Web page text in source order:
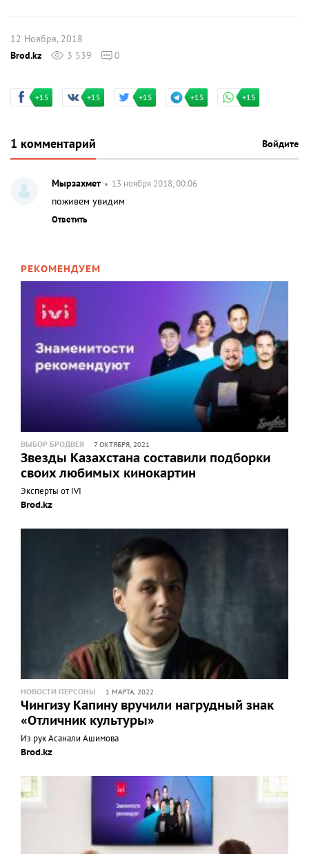
12 Ноября, 2018
Brod.kz
3 539 0
+15 +15 +15 +15 +15
1 комментарий Войдите
Мырзахмет 13 ноября 2018, 00:06
поживем увидим
Ответить
РЕКОМЕНДУЕМ
ВЫБОР БРОДВЕЯ 7 ОКТЯБРЯ, 2021
Звезды Казахстана составили подборки
своих любимых кинокартин
Эксперты от IVI
Brod.kz
НОВОСТИ ПЕРСОНЫ 1 МАРТА, 2022
Чингизу Капину вручили нагрудный знак
«Отличник культуры»
Из рук Асанали Ашимова
Brod.kz